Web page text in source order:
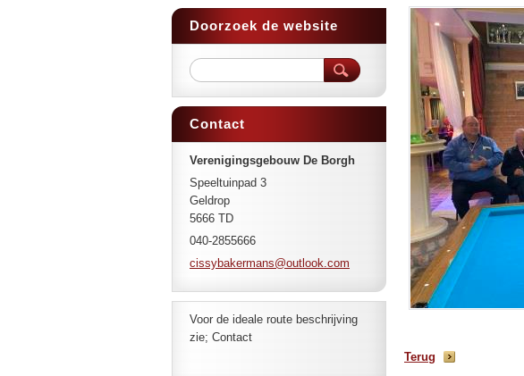
Terug
Doorzoek de website
Contact
Verenigingsgebouw De Borgh
Speeltuinpad 3
Geldrop
5666 TD
040-2855666
cissybakermans@outlook.com
Voor de ideale route beschrijving
zie; Contact